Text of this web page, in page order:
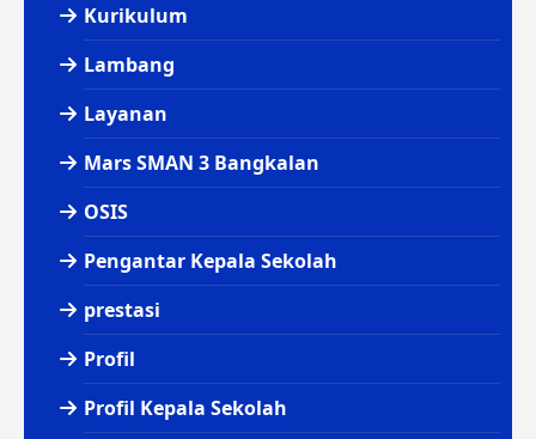
Kurikulum
Lambang
Layanan
Mars SMAN 3 Bangkalan
OSIS
Pengantar Kepala Sekolah
prestasi
Profil
Profil Kepala Sekolah